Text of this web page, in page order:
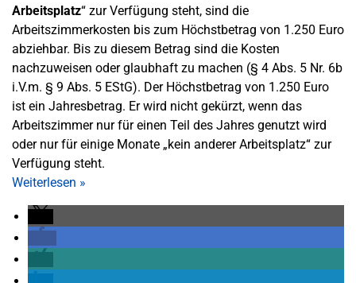
Arbeitsplatz“ zur Verfügung steht, sind die
Arbeitszimmerkosten bis zum Höchstbetrag von 1.250 Euro
abziehbar. Bis zu diesem Betrag sind die Kosten
nachzuweisen oder glaubhaft zu machen (§ 4 Abs. 5 Nr. 6b
i.V.m. § 9 Abs. 5 EStG). Der Höchstbetrag von 1.250 Euro
ist ein Jahresbetrag. Er wird nicht gekürzt, wenn das
Arbeitszimmer nur für einen Teil des Jahres genutzt wird
oder nur für einige Monate „kein anderer Arbeitsplatz“ zur
Verfügung steht.
Weiterlesen »